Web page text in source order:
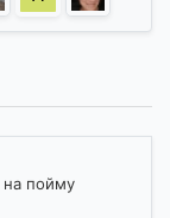
на пойму